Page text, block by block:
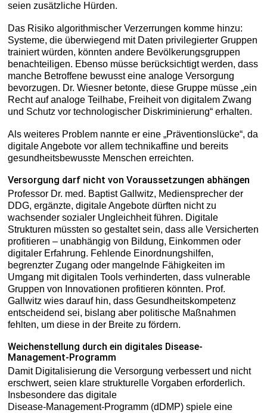
seien zusätzliche Hürden.
Das Risiko algorithmischer Verzerrungen komme hinzu:
Systeme, die überwiegend mit Daten privilegierter Gruppen
trainiert würden, könnten andere Bevölkerungsgruppen
benachteiligen. Ebenso müsse berücksichtigt werden, dass
manche Betroffene bewusst eine analoge Versorgung
bevorzugen. Dr. Wiesner betonte, diese Gruppe müsse „ein
Recht auf analoge Teilhabe, Freiheit von digitalem Zwang
und Schutz vor technologischer Diskriminierung“ erhalten.
Als weiteres Problem nannte er eine „Präventionslücke“, da
digitale Angebote vor allem technikaffine und bereits
gesundheitsbewusste Menschen erreichten.
Versorgung darf nicht von Voraussetzungen abhängen
Professor Dr. med. Baptist Gallwitz, Mediensprecher der
DDG, ergänzte, digitale Angebote dürften nicht zu
wachsender sozialer Ungleichheit führen. Digitale
Strukturen müssten so gestaltet sein, dass alle Versicherten
profitieren – unabhängig von Bildung, Einkommen oder
digitaler Erfahrung. Fehlende Einordnungshilfen,
begrenzter Zugang oder mangelnde Fähigkeiten im
Umgang mit digitalen Tools verhinderten, dass vulnerable
Gruppen von Innovationen profitieren könnten. Prof.
Gallwitz wies darauf hin, dass Gesundheitskompetenz
entscheidend sei, bislang aber politische Maßnahmen
fehlten, um diese in der Breite zu fördern.
Weichenstellung durch ein digitales Disease-
Management-Programm
Damit Digitalisierung die Versorgung verbessert und nicht
erschwert, seien klare strukturelle Vorgaben erforderlich.
Insbesondere das digitale
Disease‑Management‑Programm (dDMP) spiele eine